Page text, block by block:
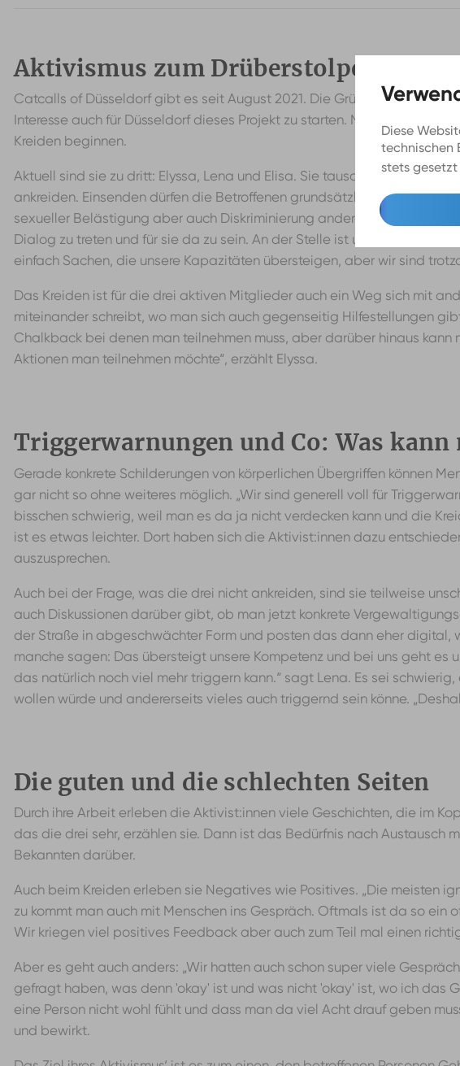
Diese
technischen
stets gesetzt
Aktivismus zum Drüberstolpern
Catcalls of Düsseldorf gibt es seit August 2021. Die Gründerinnen
Interesse auch für Düsseldorf dieses Projekt zu starten. Nach ihrer
Kreiden beginnen.
Aktuell sind sie zu dritt: Elyssa, Lena und Elisa. Sie tauschen sich
ankreiden. Einsenden dürfen die Betroffenen grundsätzlich erstmal
sexueller Belästigung aber auch Diskriminierung anderer Art, wie
Dialog zu treten und für sie da zu sein. An der Stelle ist uns das aber
einfach Sachen, die unsere Kapazitäten übersteigen, aber wir sind
Das Kreiden ist für die drei aktiven Mitglieder auch ein Weg sich mit
miteinander schreibt, wo man sich auch gegenseitig Hilfestellungen
Chalkback bei denen man teilnehmen muss, aber darüber hinaus
Aktionen man teilnehmen möchte“, erzählt Elyssa.
Triggerwarnungen und Co: Was
Gerade konkrete Schilderungen von körperlichen Übergriffen können
gar nicht so ohne weiteres möglich. „Wir sind generell voll für
bisschen schwierig, weil man es da ja nicht verdecken kann und die
ist es etwas leichter. Dort haben sich die Aktivist:innen dazu
auszusprechen.
Auch bei der Frage, was die drei nicht ankreiden, sind sie teilweise
auch Diskussionen darüber gibt, ob man jetzt konkrete
der Straße in abgeschwächter Form und posten das dann eher digital,
manche sagen: Das übersteigt unsere Kompetenz und bei uns geht
das natürlich noch viel mehr triggern kann.“ sagt Lena. Es sei
wollen würde und andererseits vieles auch triggernd sein könne.
Die guten und die schlechten Seiten
Durch ihre Arbeit erleben die Aktivist:innen viele Geschichten, die im
das die drei sehr, erzählen sie. Dann ist das Bedürfnis nach Austausch
Bekannten darüber.
Auch beim Kreiden erleben sie Negatives wie Positives. „Die meisten
zu kommt man auch mit Menschen ins Gespräch. Oftmals ist da so ein
Wir kriegen viel positives Feedback aber auch zum Teil mal einen
Aber es geht auch anders: „Wir hatten auch schon super viele
gefragt haben, was denn 'okay' ist und was nicht 'okay' ist, wo ich das
eine Person nicht wohl fühlt und dass man da viel Acht drauf geben
und bewirkt.